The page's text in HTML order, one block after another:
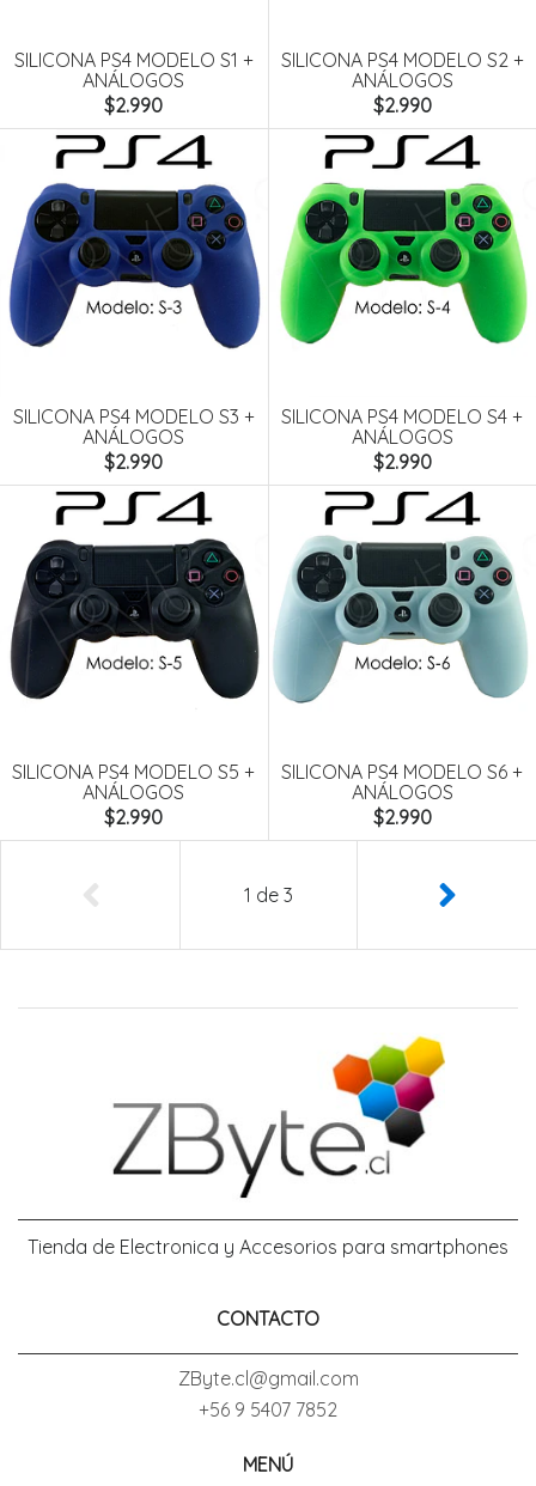
SILICONA PS4 MODELO S1 +
ANÁLOGOS
$2.990
SILICONA PS4 MODELO S2 +
ANÁLOGOS
$2.990
SILICONA PS4 MODELO S3 +
ANÁLOGOS
$2.990
SILICONA PS4 MODELO S4 +
ANÁLOGOS
$2.990
SILICONA PS4 MODELO S5 +
ANÁLOGOS
$2.990
SILICONA PS4 MODELO S6 +
ANÁLOGOS
$2.990
1 de 3
Tienda de Electronica y Accesorios para smartphones
CONTACTO
ZByte.cl@gmail.com
+56 9 5407 7852
MENÚ